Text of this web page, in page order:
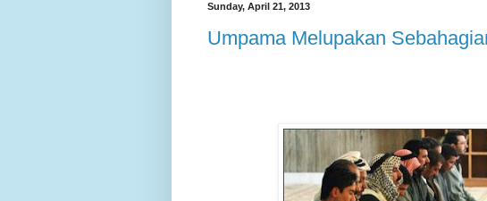
Sunday, April 21, 2013
Umpama Melupakan